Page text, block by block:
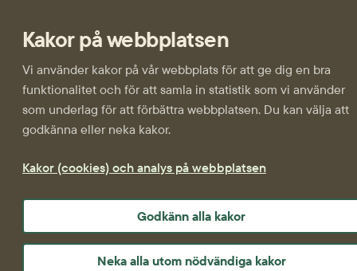
Kakor på webbplatsen
Vi använder kakor på vår webbplats för att ge dig en bra
funktionalitet och för att samla in statistik som vi använder
som underlag för att förbättra webbplatsen. Du kan välja att
godkänna eller neka kakor.
Kakor (cookies) och analys på webbplatsen
Godkänn alla kakor
Neka alla utom nödvändiga kakor